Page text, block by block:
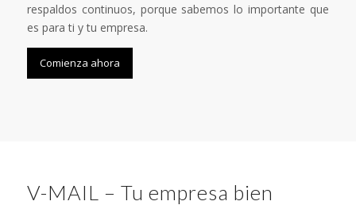
respaldos continuos, porque sabemos lo importante que
es para ti y tu empresa.
Comienza ahora
V-MAIL – Tu empresa bien